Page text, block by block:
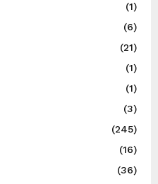
(1)
(6)
(21)
(1)
(1)
(3)
(245)
(16)
(36)